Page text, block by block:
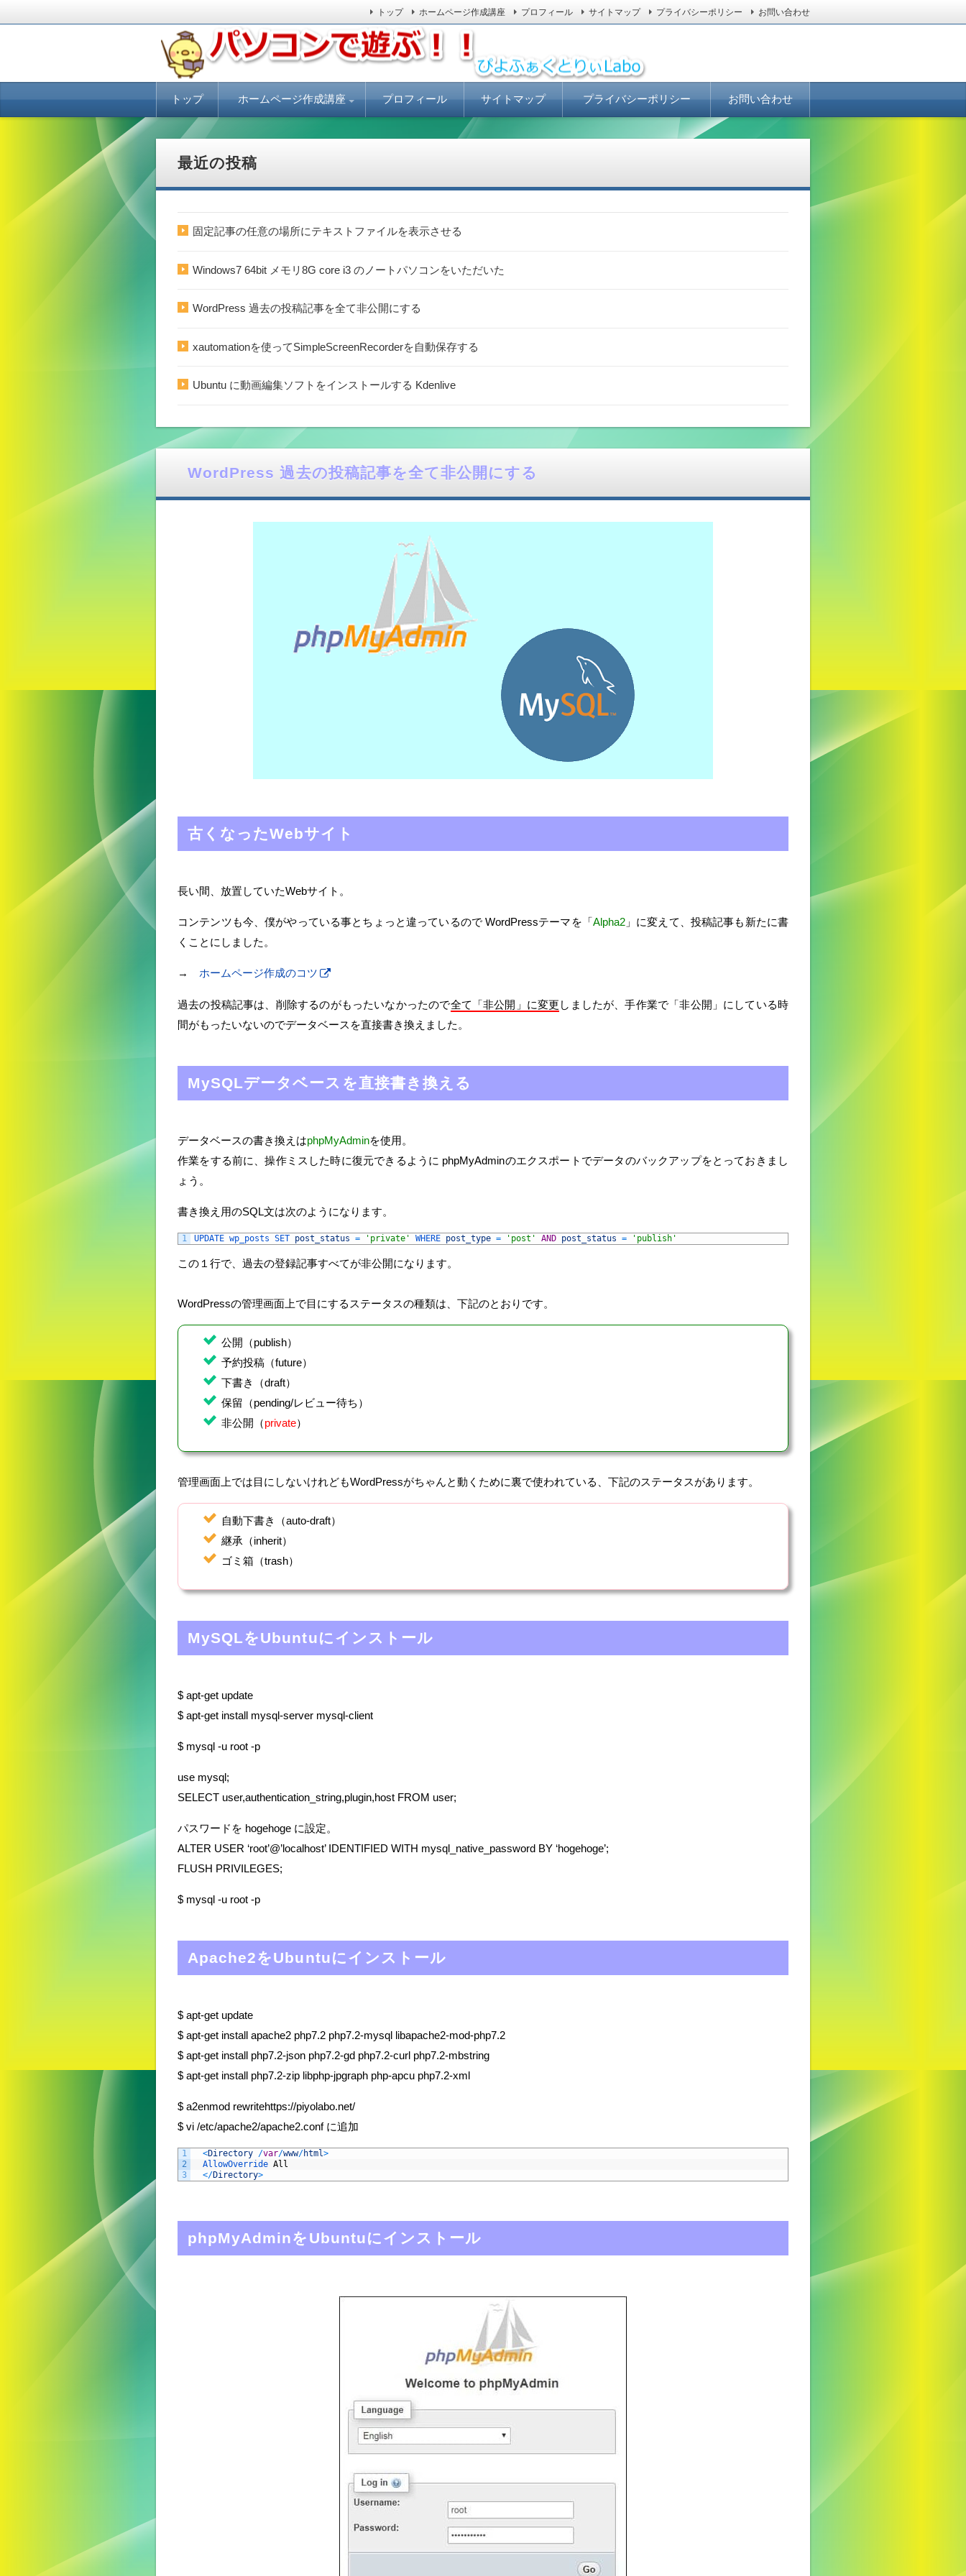
トップ ホームページ作成講座 プロフィール サイトマップ プライバシーポリシー お問い合わせ
ぴよふぁくとりぃLabo
パソコンにUbuntuをインストールしてLinuxを体験しましょう。
ン
トップ ホームページ作成講座
必要なこと
プロフィール サイトマップ プライバシーポリシー お問い合わせ
最近の投稿
固定記事の任意の場所にテキストファイルを表示させる
Windows7 64bit メモリ8G core i3 のノートパソコンをいただいた
WordPress 過去の投稿記事を全て非公開にする
xautomationを使ってSimpleScreenRecorderを自動保存する
Ubuntu に動画編集ソフトをインストールする Kdenlive
WordPress 過去の投稿記事を全て非公開にする
古くなったWebサイト
長い間、放置していたWebサイト。
コンテンツも今、僕がやっている事とちょっと違っているので WordPressテーマを「Alpha2」に変えて、投稿記事も新たに書
くことにしました。
→ ホームページ作成のコツ
過去の投稿記事は、削除するのがもったいなかったので全て「非公開」に変更 しましたが、手作業で「非公開」にしている時
間がもったいないのでデータベースを直接書き換えました。
MySQLデータベースを直接書き換える
データベースの書き換えはphpMyAdminを使用。
作業をする前に、操作ミスした時に復元できるように phpMyAdminのエクスポートでデータのバックアップをとっておきまし
ょう。
書き換え用のSQL文は次のようになります。
1 UPDATE wp_posts SET post_status = 'private' WHERE post_type = 'post' AND post_status = 'publish'
この１行で、過去の登録記事すべてが非公開になります。
WordPressの管理画面上で目にするステータスの種類は、下記のとおりです。
公開（publish）
予約投稿（future）
下書き（draft）
保留（pending/レビュー待ち）
非公開（private）
管理画面上では目にしないけれどもWordPressがちゃんと動くために裏で使われている、下記のステータスがあります。
自動下書き（auto-draft）
継承（inherit）
ゴミ箱（trash）
MySQLをUbuntuにインストール
$ apt-get update
$ apt-get install mysql-server mysql-client
$ mysql -u root -p
use mysql;
SELECT user,authentication_string,plugin,host FROM user;
パスワードを hogehoge に設定。
ALTER USER ‘root’@’localhost’ IDENTIFIED WITH mysql_native_password BY ‘hogehoge’;
FLUSH PRIVILEGES;
$ mysql -u root -p
Apache2をUbuntuにインストール
$ apt-get update
$ apt-get install apache2 php7.2 php7.2-mysql libapache2-mod-php7.2
$ apt-get install php7.2-json php7.2-gd php7.2-curl php7.2-mbstring
$ apt-get install php7.2-zip libphp-jpgraph php-apcu php7.2-xml
$ a2enmod rewritehttps://piyolabo.net/
$ vi /etc/apache2/apache2.conf に追加
1
2
3
<Directory /var/www/html>
AllowOverride All
</Directory>
phpMyAdminをUbuntuにインストール